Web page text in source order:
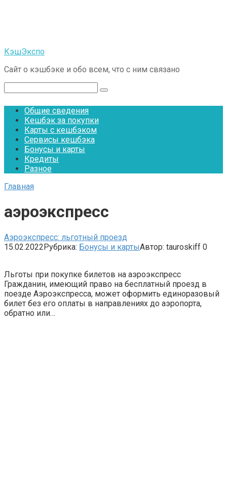
КэшЭкспо
Сайт о кэшбэке и обо всем, что с ним связано
Общие сведения
Кешбэк за покупки
Карты с кешбэком
Сервисы кешбэка
Бонусы и карты
Кредиты
Разное
Главная
аэроэкспресс
Аэроэкспресс: льготный проезд
15.02.2022Рубрика: Бонусы и картыАвтор: tauroskiff 0
Льготы при покупке билетов на аэроэкспресс
Гражданин, имеющий право на бесплатный проезд в
поезде Аэроэкспресса, может оформить единоразовый
билет без его оплаты в направлениях до аэропорта,
обратно или…